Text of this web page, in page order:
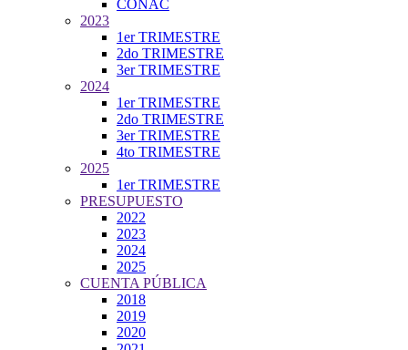
CONAC
2023
1er TRIMESTRE
2do TRIMESTRE
3er TRIMESTRE
2024
1er TRIMESTRE
2do TRIMESTRE
3er TRIMESTRE
4to TRIMESTRE
2025
1er TRIMESTRE
PRESUPUESTO
2022
2023
2024
2025
CUENTA PÚBLICA
2018
2019
2020